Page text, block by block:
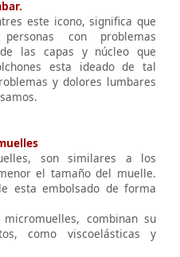
este icono, significa que
con problemas
las capas y núcleo que
esta ideado de tal
y dolores lumbares
son similares a los
el tamaño del muelle.
esta embolsado de forma
combinan su
como viscoelásticas y